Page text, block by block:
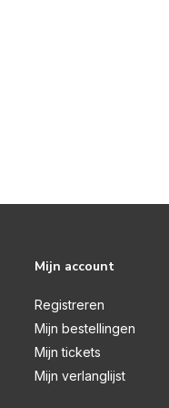
Mijn account
Registreren
Mijn bestellingen
Mijn tickets
Mijn verlanglijst